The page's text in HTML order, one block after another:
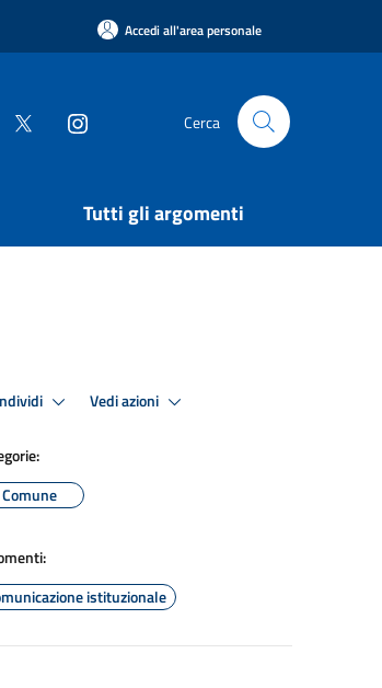
Accedi all'area personale
Cerca
Tutti gli argomenti
Vedi azioni
Comune
istituzionale